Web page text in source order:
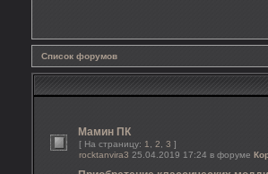
Список форумов
Мамин ПК
[ На страницу: 1 2 3 ]
rocktanvira3 25.04.2019 17:24 в форуме